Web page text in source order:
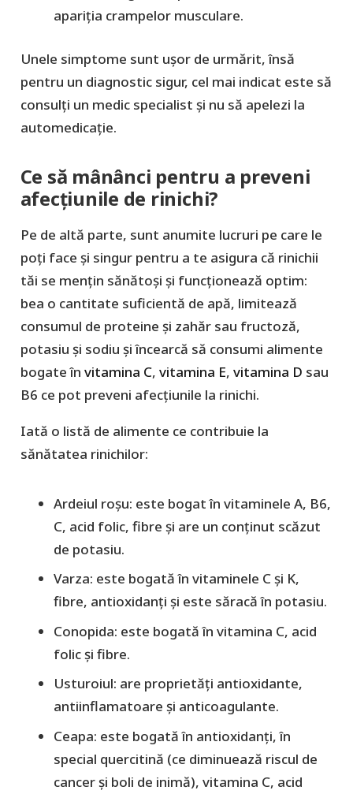
apariția crampelor musculare.
Unele simptome sunt ușor de urmărit, însă
pentru un diagnostic sigur, cel mai indicat este să
consulți un medic specialist și nu să apelezi la
automedicație.
Ce să mânânci pentru a preveni
afecțiunile de rinichi?
Pe de altă parte, sunt anumite lucruri pe care le
poți face și singur pentru a te asigura că rinichii
tăi se mențin sănătoși și funcționează optim:
bea o cantitate suficientă de apă, limitează
consumul de proteine și zahăr sau fructoză,
potasiu și sodiu și încearcă să consumi alimente
bogate în vitamina C, vitamina E, vitamina D sau
B6 ce pot preveni afecțiunile la rinichi.
Iată o listă de alimente ce contribuie la
sănătatea rinichilor:
Ardeiul roșu: este bogat în vitaminele A, B6,
C, acid folic, fibre și are un conținut scăzut
de potasiu.
Varza: este bogată în vitaminele C și K,
fibre, antioxidanți și este săracă în potasiu.
Conopida: este bogată în vitamina C, acid
folic și fibre.
Usturoiul: are proprietăți antioxidante,
antiinflamatoare și anticoagulante.
Ceapa: este bogată în antioxidanți, în
special quercitină (ce diminuează riscul de
cancer și boli de inimă), vitamina C, acid